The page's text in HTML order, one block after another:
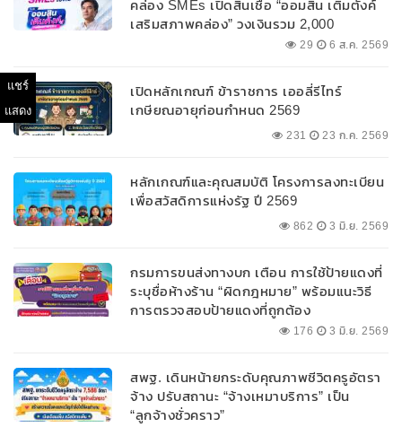
แชร์
แสดง
คล่อง SMEs เปิดสินเชื่อ “ออมสิน เติมตังค์
เสริมสภาพคล่อง” วงเงินรวม 2,000
ลบ.สนับสนุนเงินทุนหมุนเวียนวงเงินกู้สูงสุด
29 6 ส.ค. 2569
เปิดหลักเกณฑ์ ข้าราชการ เออลี่รีไทร์
เกษียณอายุก่อนกำหนด 2569
231 23 ก.ค. 2569
หลักเกณฑ์และคุณสมบัติ โครงการลงทะเบียน
เพื่อสวัสดิการแห่งรัฐ ปี 2569
862 3 มิ.ย. 2569
กรมการขนส่งทางบก เตือน การใช้ป้ายแดงที่
ระบุชื่อห้างร้าน “ผิดกฎหมาย” พร้อมแนะวิธี
การตรวจสอบป้ายแดงที่ถูกต้อง
176 3 มิ.ย. 2569
สพฐ. เดินหน้ายกระดับคุณภาพชีวิตครูอัตรา
จ้าง ปรับสถานะ “จ้างเหมาบริการ” เป็น
“ลูกจ้างชั่วคราว”